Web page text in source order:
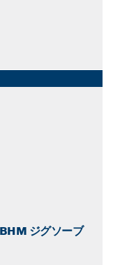
ジグソーブ